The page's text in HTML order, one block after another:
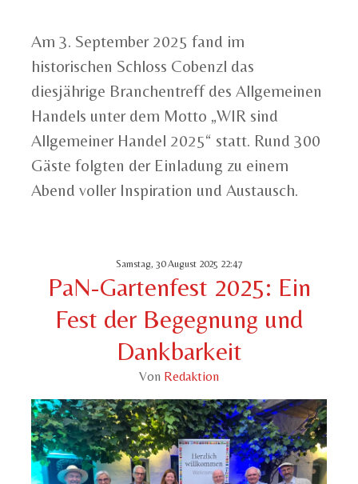
Am 3. September 2025 fand im
historischen Schloss Cobenzl das
diesjährige Branchentreff des Allgemeinen
Handels unter dem Motto „WIR sind
Allgemeiner Handel 2025“ statt. Rund 300
Gäste folgten der Einladung zu einem
Abend voller Inspiration und Austausch.
Samstag, 30 August 2025 22:47
PaN-Gartenfest 2025: Ein
Fest der Begegnung und
Dankbarkeit
Von Redaktion